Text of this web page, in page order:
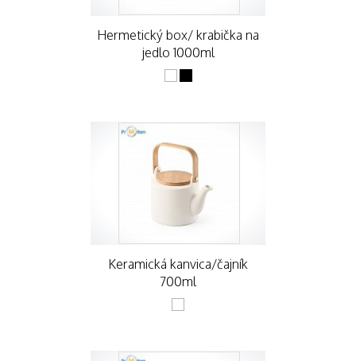
Hermetický box/ krabička na
jedlo 1000ml
Keramická kanvica/čajník
700ml